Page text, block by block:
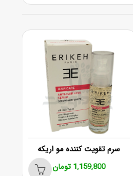
سرم تقویت کننده مو اریکه
1,159,800 تومان